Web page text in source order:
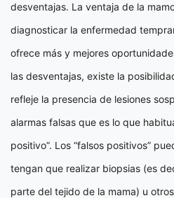
desventajas. La ventaja de la
diagnosticar la enfermedad
ofrece más y mejores
las desventajas, existe la
refleje la presencia de lesiones
alarmas falsas que es lo que
positivo”. Los “falsos positivos”
tengan que realizar biopsias (es
parte del tejido de la mama) u